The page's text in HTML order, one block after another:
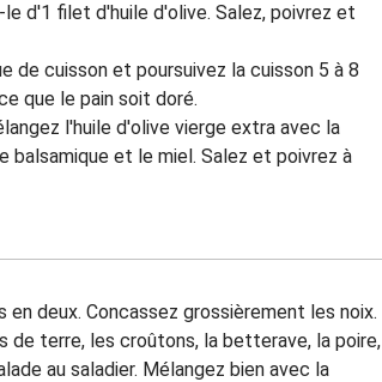
le d'1 filet d'huile d'olive. Salez, poivrez et
de cuisson et poursuivez la cuisson 5 à 8
que le pain soit doré.
l'huile d'olive vierge extra avec la
balsamique et le miel. Salez et poivrez à
deux. Concassez grossièrement les noix.
de terre, les croûtons, la betterave, la poire,
au saladier. Mélangez bien avec la